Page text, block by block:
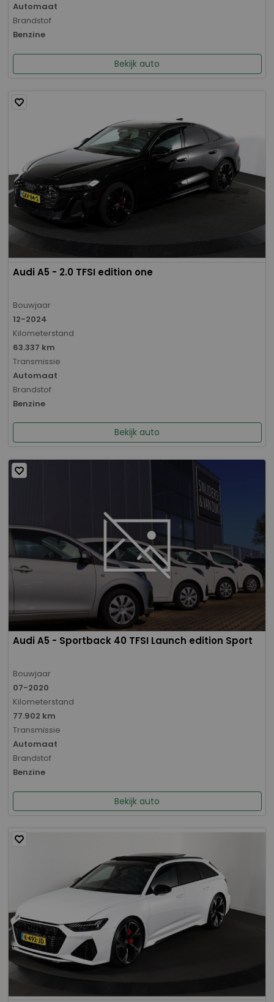
Automaat
Brandstof
Benzine
Bekijk auto
Audi A5 - 2.0 TFSI edition one
Bouwjaar
12-2024
Kilometerstand
63.337 km
Transmissie
Automaat
Brandstof
Benzine
Bekijk auto
Audi A5 - Sportback 40 TFSI Launch edition Sport
Bouwjaar
07-2020
Kilometerstand
77.902 km
Transmissie
Automaat
Brandstof
Benzine
Bekijk auto